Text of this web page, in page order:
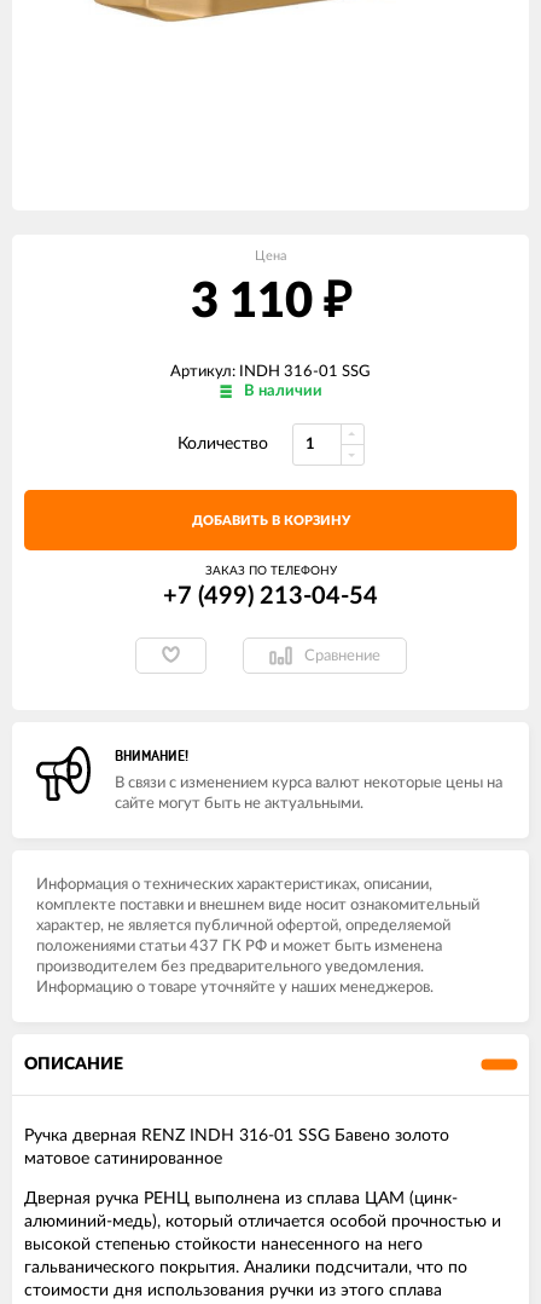
Цена
3 110 ₽
Артикул: INDH 316-01 SSG
В наличии
Количество
ДОБАВИТЬ В КОРЗИНУ
ЗАКАЗ ПО ТЕЛЕФОНУ
+7 (499) 213-04-54​
Сравнение
ВНИМАНИЕ!
В связи с изменением курса валют некоторые цены на
сайте могут быть не актуальными.
Информация о технических характеристиках, описании,
комплекте поставки и внешнем виде носит ознакомительный
характер, не является публичной офертой, определяемой
положениями статьи 437 ГК РФ и может быть изменена
производителем без предварительного уведомления.
Информацию о товаре уточняйте у наших менеджеров.
ОПИСАНИЕ
Ручка дверная RENZ INDH 316-01 SSG Бавено золото
матовое сатинированное
Дверная ручка РЕНЦ выполнена из сплава ЦАМ (цинк-
алюминий-медь), который отличается особой прочностью и
высокой степенью стойкости нанесенного на него
гальванического покрытия. Аналики подсчитали, что по
стоимости дня использования ручки из этого сплава